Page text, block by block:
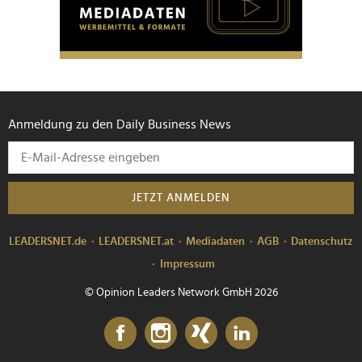
personalisieren, Funktionen für soziale Medien anbieten
zu können und die Zugriffe auf unsere Website zu
analysieren. Außerdem geben wir Informationen zu Ihrer
soziale Medien, Werbung und Analysen weiter. Unsere
weiteren Daten zusammen, die Sie ihnen bereitgestellt
haben oder die sie im Rahmen Ihrer Nutzung der Dienste
gesammelt haben.
Anmeldung zu den Daily Business News
JETZT ANMELDEN
LEADERSNET.de LEADERSNET.at Mediadaten AGB
Datenschutz
Impressum
© Opinion Leaders Network GmbH 2026